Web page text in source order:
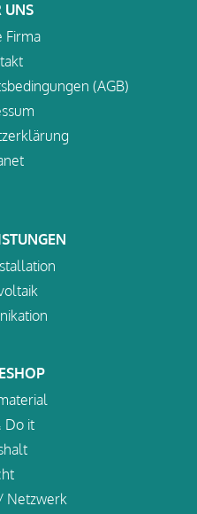
UNS
Firma
(AGB)
Do it
Netzwerk